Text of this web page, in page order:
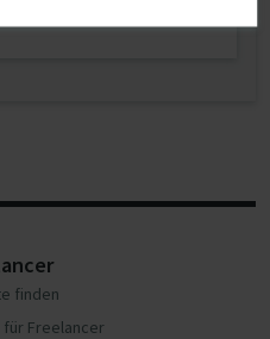
werden
finden
Freelancer